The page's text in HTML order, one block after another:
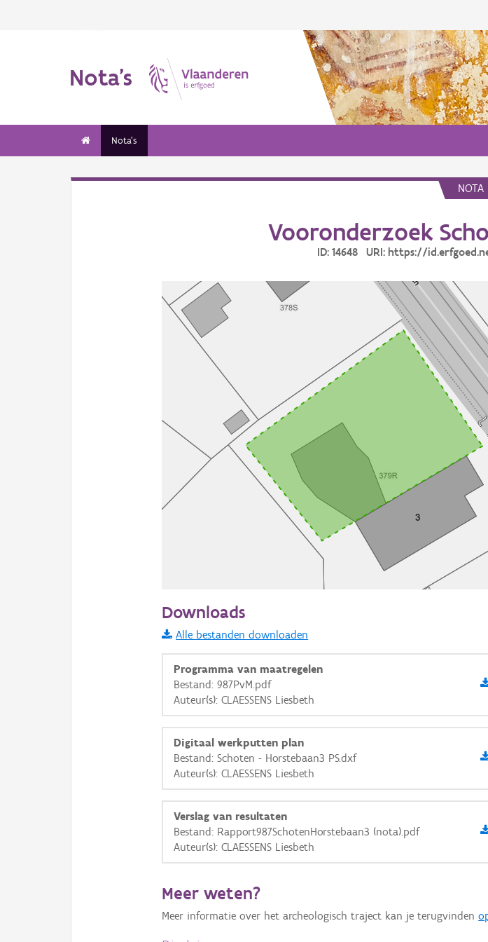
Nota's
Nota's
NOTA
Vooronderzoek
ID: 14648 URI: https://
Informatie Vlaanderen
i
+ −
OSM-Basiskaart
Ortho
Downloads
Alle bestanden downloaden
Programma van maatregelen
Bestand: 987PvM.pdf
Auteur(s): CLAESSENS Liesbeth
Digitaal werkputten plan
Bestand: Schoten - Horstebaan3 PS.dxf
Auteur(s): CLAESSENS Liesbeth
Verslag van resultaten
Bestand: Rapport987SchotenHorstebaan3 (nota).pdf
Auteur(s): CLAESSENS Liesbeth
Meer weten?
Meer informatie over het archeologisch traject kan je terugvinden